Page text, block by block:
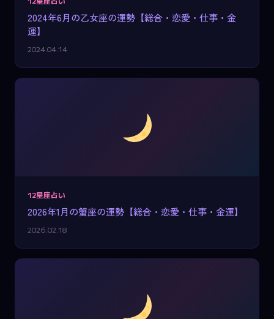
2024年6月の乙女座の運勢【総合・恋愛・仕事・金
運】
2024.04.14
12星座占い
2026年1月の蟹座の運勢【総合・恋愛・仕事・金運】
2026.02.18